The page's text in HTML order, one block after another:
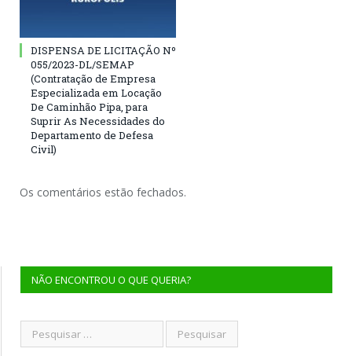
DISPENSA DE LICITAÇÃO Nº
055/2023-DL/SEMAP
(Contratação de Empresa
Especializada em Locação
De Caminhão Pipa, para
Suprir As Necessidades do
Departamento de Defesa
Civil)
Os comentários estão fechados.
NÃO ENCONTROU O QUE QUERIA?